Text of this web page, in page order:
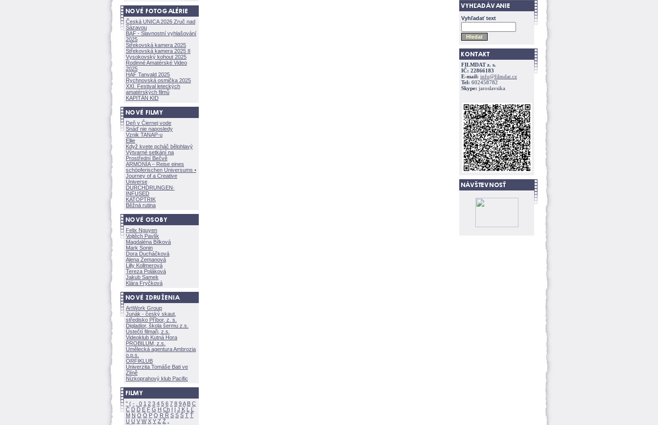
Česká UNICA 2026 Zruč nad
Sázavou
BAF - Slavnostní vyhlašování
2025
Střekovská kamera 2025
Střekovská kamera 2025 II
Vysokovský kohout 2025
Rodinné Amatérské Video
2025
HAF Tanvald 2025
Rychnovská osmička 2025
XXI. Festival leteckých
amatérských filmů
KAPITÁN KID
Deň v Čiernej vode
Snáď nie naposledy
Vznik TANAP-u
Ellie
Když kvete pcháč bělohlavý
Výtvarné setkání na
Prostřední Bečvě
ARMONÍA – Reise eines
schöpferischen Universums •
Journey of a Creative
Universe
DURCHDRUNGEN·
INFUSED
KATOPTRIK
Běžná rutina
Felix Nguyen
Vojtěch Pavlík
Magdaléna Bílkov
Mark Sonin
Dora Ducháčkov
Alena Zemanov
Lilly Kollmerov
Tereza Polákov
Jakub Samek
Klára Fryčkov
ArtWork Group
Junák - český skaut,
středisko Příbor, z. s.
Digladior, škola šermu z.s.
Ústečtí filmaři, z.s.
Videoklub Kutná Hora
PROBILUM, z.s.
Umělecká agentura Ambrozia
o.p.s.
ORFIKLUB
Univerzita Tomáše Bati ve
Zlíně
Nízkoprahový klub Pacific
" ( - 0 1 2 3 4 5 6 7 8 9A B C
Č D Ď E F G H Ch I Í J K L
Ľ
M N O Ó P Q R Ř S Ś T Ť
U Ú V W X Y Z
Vyhľadať text
FILMDAT z. s.
IČ: 22866183
E-mail: info@filmdat.cz
Tel: 602458782
Skype: jaroslavsika